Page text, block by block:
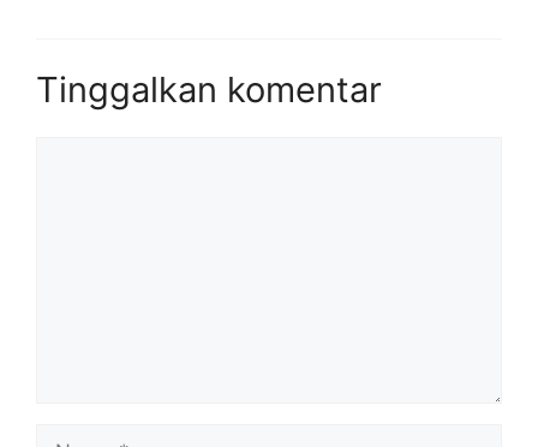
Tinggalkan komentar
Nama